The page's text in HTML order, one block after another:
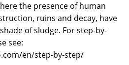
the presence of human
ruins and decay, have
of sludge. For step-by-
see:
en/step-by-step/